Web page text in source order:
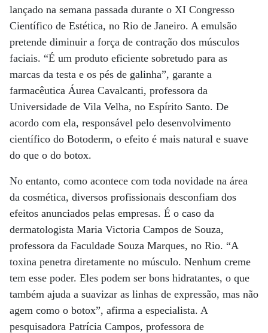
lançado na semana passada durante o XI Congresso
Científico de Estética, no Rio de Janeiro. A emulsão
pretende diminuir a força de contração dos músculos
faciais. “É um produto eficiente sobretudo para as
marcas da testa e os pés de galinha”, garante a
farmacêutica Áurea Cavalcanti, professora da
Universidade de Vila Velha, no Espírito Santo. De
acordo com ela, responsável pelo desenvolvimento
científico do Botoderm, o efeito é mais natural e suave
do que o do botox.
No entanto, como acontece com toda novidade na área
da cosmética, diversos profissionais desconfiam dos
efeitos anunciados pelas empresas. É o caso da
dermatologista Maria Victoria Campos de Souza,
professora da Faculdade Souza Marques, no Rio. “A
toxina penetra diretamente no músculo. Nenhum creme
tem esse poder. Eles podem ser bons hidratantes, o que
também ajuda a suavizar as linhas de expressão, mas não
agem como o botox”, afirma a especialista. A
pesquisadora Patrícia Campos, professora de